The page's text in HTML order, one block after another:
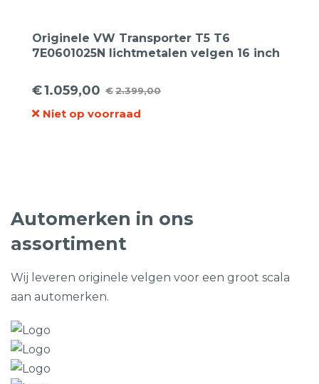
Originele VW Transporter T5 T6
7E0601025N lichtmetalen velgen 16 inch
€2.399,00
Oorspronkelijke
prijs
€1.059,00
Huidige
prijs
Niet op voorraad
Automerken in ons
assortiment
Wij leveren originele velgen voor een groot scala
aan automerken.